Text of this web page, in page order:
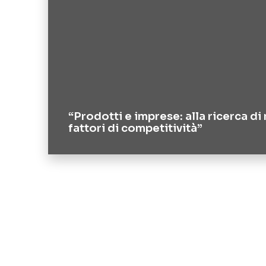
“Prodotti e imprese: alla ricerca di
fattori di competitività”